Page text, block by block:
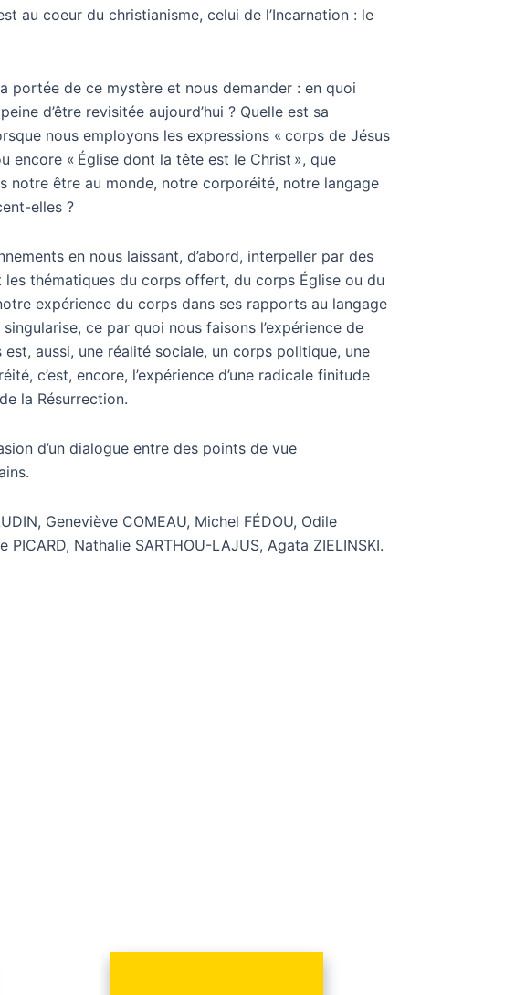
au coeur du christianisme, celui de l’Incarnation : le
portée de ce mystère et nous demander : en quoi
d’être revisitée aujourd’hui ? Quelle est sa
nous employons les expressions « corps de Jésus
encore « Église dont la tête est le Christ », que
notre être au monde, notre corporéité, notre langage
elles ?
en nous laissant, d’abord, interpeller par des
les thématiques du corps offert, du corps Église ou du
expérience du corps dans ses rapports au langage
ce par quoi nous faisons l’expérience de
aussi, une réalité sociale, un corps politique, une
c’est, encore, l’expérience d’une radicale finitude
la Résurrection.
d’un dialogue entre des points de vue
Geneviève COMEAU, Michel FÉDOU, Odile
PICARD, Nathalie SARTHOU-LAJUS, Agata ZIELINSKI.